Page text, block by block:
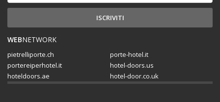
WEBNETWORK
pietrelliporte.ch
porte-hotel.it
portereiperhotel.it
hotel-doors.us
hoteldoors.ae
hotel-door.co.uk